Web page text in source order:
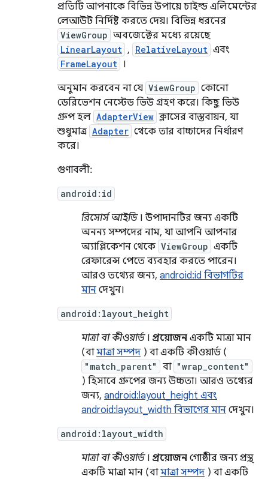
প্রতিটি আপনাকে বিভিন্ন উপায়ে চাইল্ড এলিমেন্টের
লেআউট নির্দিষ্ট করতে দেয়। বিভিন্ন ধরনের
ViewGroup অবজেক্টের মধ্যে রয়েছে
LinearLayout , RelativeLayout এবং
FrameLayout ।
অনুমান করবেন না যে ViewGroup কোনো
ডেরিভেশন নেস্টেড ভিউ গ্রহণ করে। কিছু ভিউ
গ্রুপ হল AdapterView ক্লাসের বাস্তবায়ন, যা
শুধুমাত্র Adapter থেকে তার বাচ্চাদের নির্ধারণ
করে।
গুণাবলী:
android:id
রিসোর্স আইডি। উপাদানটির জন্য একটি
অনন্য সম্পদের নাম, যা আপনি আপনার
অ্যাপ্লিকেশন থেকে ViewGroup একটি
রেফারেন্স পেতে ব্যবহার করতে পারেন।
আরও তথ্যের জন্য, android:id বিভাগটির
মান দেখুন।
android:layout_height
মাত্রা বা কীওয়ার্ড। প্রয়োজন একটি মাত্রা মান
(বামাত্রা সম্পদ ) বা একটি কীওয়ার্ড (
"match_parent" বা "wrap_content"
) হিসাবে গ্রুপের জন্য উচ্চতা। আরও তথ্যের
জন্য, android:layout_height এবং
android:layout_width বিভাগের মান দেখুন।
android:layout_width
মাত্রা বা কীওয়ার্ড। প্রয়োজন গোষ্ঠীর জন্য প্রস্থ,
একটি মাত্রা মান (বামাত্রা সম্পদ ) বা একটি